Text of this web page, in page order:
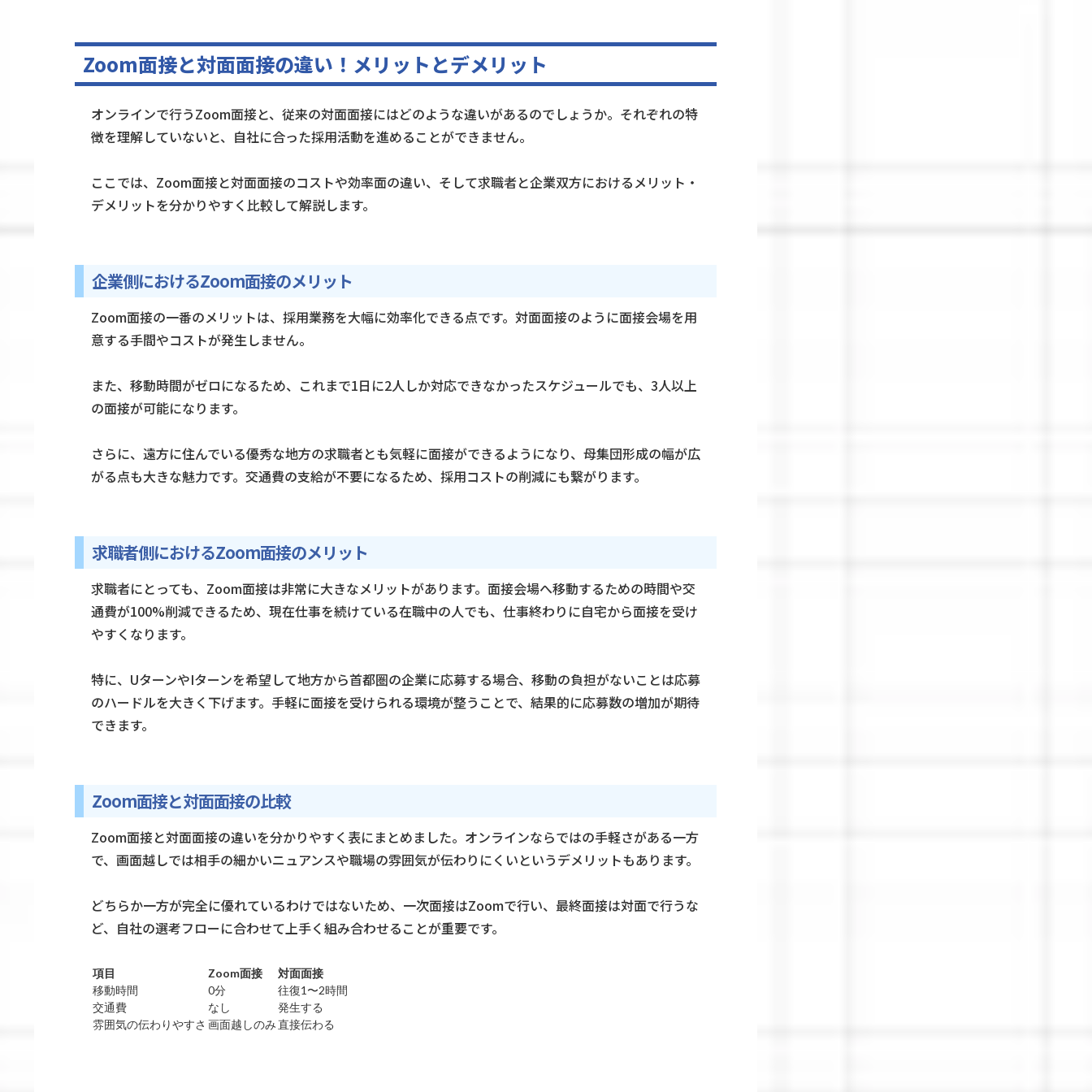
Zoom面接と対面面接の違い！メリットとデメリット
オンラインで行うZoom面接と、従来の対面面接にはどのような違いがあるのでしょうか。それぞれの特
徴を理解していないと、自社に合った採用活動を進めることができません。
ここでは、Zoom面接と対面面接のコストや効率面の違い、そして求職者と企業双方におけるメリット・
デメリットを分かりやすく比較して解説します。
企業側におけるZoom面接のメリット
Zoom面接の一番のメリットは、採用業務を大幅に効率化できる点です。対面面接のように面接会場を用
意する手間やコストが発生しません。
また、移動時間がゼロになるため、これまで1日に2人しか対応できなかったスケジュールでも、3人以上
の面接が可能になります。
さらに、遠方に住んでいる優秀な地方の求職者とも気軽に面接ができるようになり、母集団形成の幅が広
がる点も大きな魅力です。交通費の支給が不要になるため、採用コストの削減にも繋がります。
求職者側におけるZoom面接のメリット
求職者にとっても、Zoom面接は非常に大きなメリットがあります。面接会場へ移動するための時間や交
通費が100%削減できるため、現在仕事を続けている在職中の人でも、仕事終わりに自宅から面接を受け
やすくなります。
特に、UターンやIターンを希望して地方から首都圏の企業に応募する場合、移動の負担がないことは応募
のハードルを大きく下げます。手軽に面接を受けられる環境が整うことで、結果的に応募数の増加が期待
できます。
Zoom面接と対面面接の比較
Zoom面接と対面面接の違いを分かりやすく表にまとめました。オンラインならではの手軽さがある一方
で、画面越しでは相手の細かいニュアンスや職場の雰囲気が伝わりにくいというデメリットもあります。
どちらか一方が完全に優れているわけではないため、一次面接はZoomで行い、最終面接は対面で行うな
ど、自社の選考フローに合わせて上手く組み合わせることが重要です。
項目 Zoom面接
対面面接
移動時間
0分
往復1〜2時間
交通費
なし
発生する
雰囲気の伝わりやすさ 画面越しのみ直接伝わる